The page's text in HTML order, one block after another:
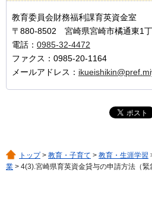
教育委員会財務福利課育英資金室
〒880-8502 宮崎県宮崎市橘通東1
電話： 0985-32-4472
ファクス：0985-20-1164
メールアドレス：
トップ> 教育・子育て > 教育・生涯学習
業 > 4(3).宮崎県育英資金貸与の申請方法（緊